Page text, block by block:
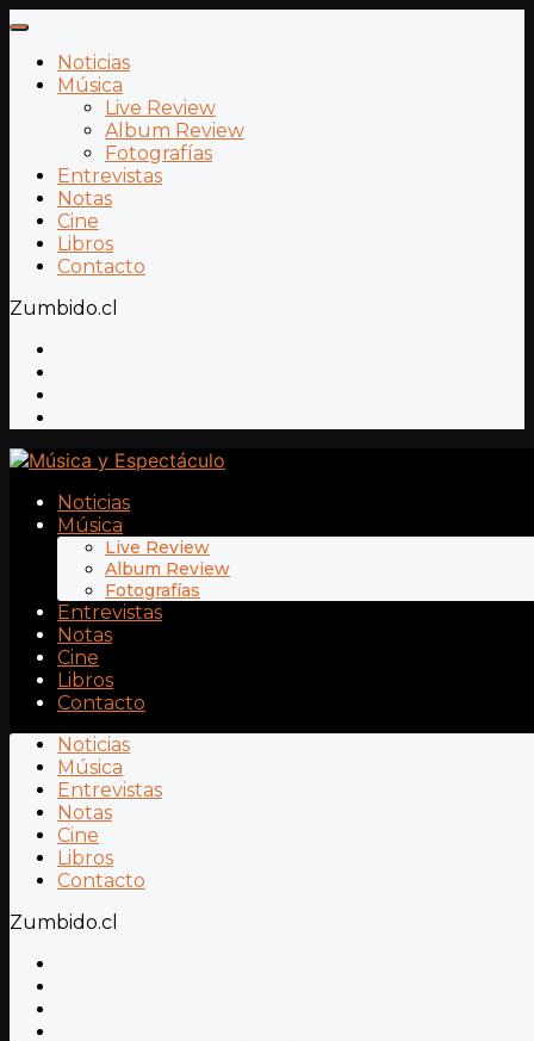
Noticias
Música
Live Review
Album Review
Fotografías
Entrevistas
Notas
Cine
Libros
Contacto
Zumbido.cl
Noticias
Música
Live Review
Album Review
Fotografías
Entrevistas
Notas
Cine
Libros
Contacto
Noticias
Música
Entrevistas
Notas
Cine
Libros
Contacto
Zumbido.cl